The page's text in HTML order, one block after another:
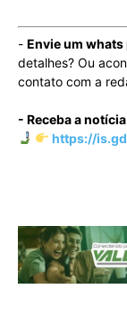
- Envie um whats
detalhes? Ou
contato com a
- Receba a
https://